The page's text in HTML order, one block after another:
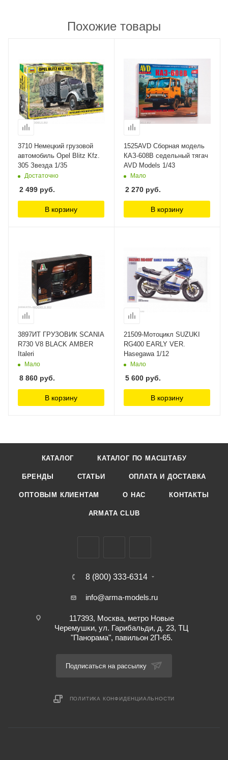
Похожие товары
3710 Немецкий грузовой
автомобиль Opel Blitz Kfz.
305 Звезда 1/35
Достаточно
2 499 руб.
В корзину
1525AVD Сборная модель
КАЗ-608В седельный тягач
AVD Models 1/43
Мало
2 270 руб.
В корзину
3897ИТ ГРУЗОВИК SCANIA
R730 V8 BLACK AMBER
Italeri
Мало
8 860 руб.
В корзину
21509-Мотоцикл SUZUKI
RG400 EARLY VER.
Hasegawa 1/12
Мало
5 600 руб.
В корзину
КАТАЛОГ КАТАЛОГ ПО МАСШТАБУ
БРЕНДЫ СТАТЬИ ОПЛАТА И ДОСТАВКА
ОПТОВЫМ КЛИЕНТАМ О НАС КОНТАКТЫ
ARMATA CLUB
8 (800) 333-6314
info@arma-models.ru
117393, Москва, метро Новые
Черемушки, ул. Гарибальди, д. 23, ТЦ
"Панорама", павильон 2П-65.
Подписаться на рассылку
ПОЛИТИКА КОНФИДЕНЦИАЛЬНОСТИ